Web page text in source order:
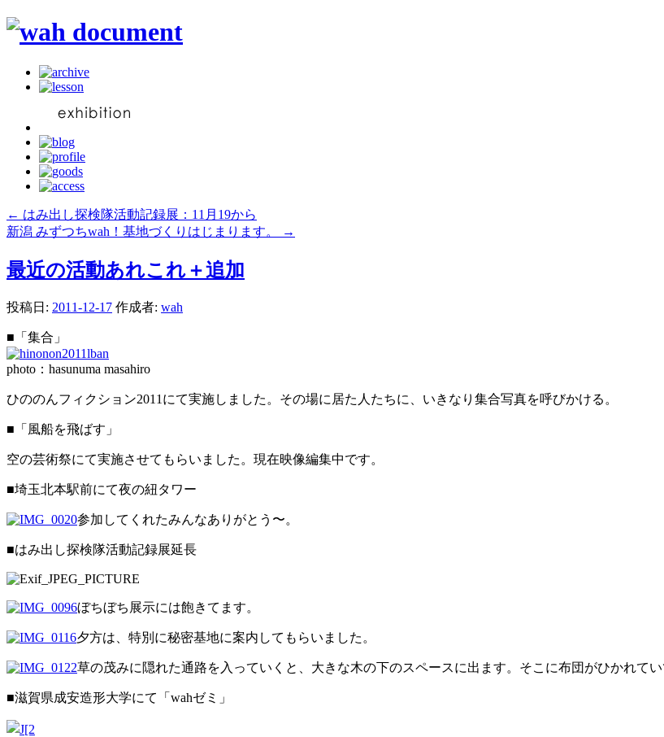
← はみ出し探検隊活動記録展：11月19から
新潟 みずつちwah！基地づくりはじまります。
→
最近の活動あれこれ＋追加
投稿日: 2011-12-17 作成者: wah
■「集合」
photo：hasunuma masahiro
ひののんフィクション2011にて実施しました。その場に居た人たちに、いきなり集合写真を呼びかける。
■「風船を飛ばす」
空の芸術祭にて実施させてもらいました。現在映像編集中です。
■埼玉北本駅前にて夜の紐タワー
参加してくれたみんなありがとう〜。
■はみ出し探検隊活動記録展延長
ぼちぼち展示には飽きてます。
夕方は、特別に秘密基地に案内してもらいました。
草の茂みに隠れた通路を入っていくと、大きな木の下のスペースに出ます。そこに布団がひかれて
■滋賀県成安造形大学にて「wahゼミ」